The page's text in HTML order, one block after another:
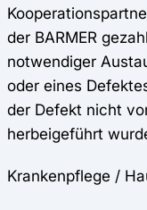
der BARMER
notwendiger
oder eines
der Defekt nicht
herbeigeführt
Krankenpflege /